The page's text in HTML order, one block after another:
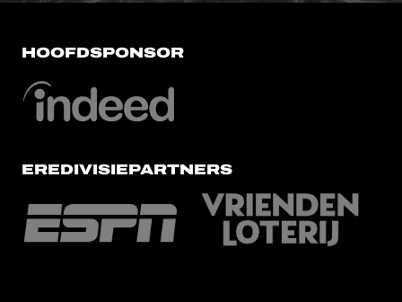
HOOFDSPONSOR
EREDIVISIEPARTNERS